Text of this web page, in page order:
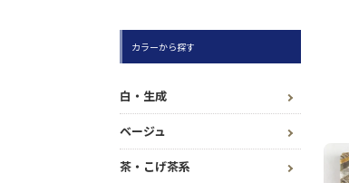
カラーから探す
白・生成
ベージュ
茶・こげ茶系